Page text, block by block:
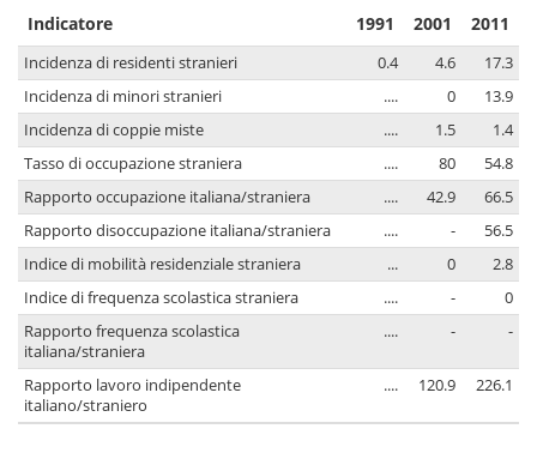
Indicatore 1991 2001 2011
Incidenza di residenti stranieri 0.4 4.6
17.3
Incidenza di minori stranieri
.... 0
13.9
Incidenza di coppie miste
.... 1.5
1.4
Tasso di occupazione straniera
.... 80
54.8
Rapporto occupazione italiana/straniera
.... 42.9
66.5
Rapporto disoccupazione italiana/straniera
.... -
56.5
Indice di mobilità residenziale straniera
... 0
2.8
Indice di frequenza scolastica straniera
.... -
0
Rapporto frequenza scolastica
italiana/straniera
.... - -
Rapporto lavoro indipendente
italiano/straniero
.... 120.9 226.1